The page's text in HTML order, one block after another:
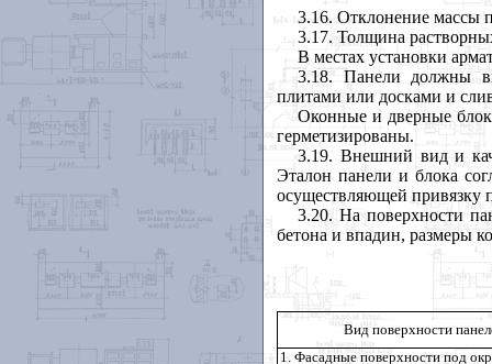
3.16. Отклонение массы
3.17. Толщина
В местах установки
3.18. Панели должны
плитами или досками и
Оконные и дверные
герметизированы.
3.19. Внешний вид и
Эталон панели и блока
осуществляющей привязку
3.20. На поверхности
бетона и впадин, размеры
Вид поверхности
1. Фасадные поверхности под